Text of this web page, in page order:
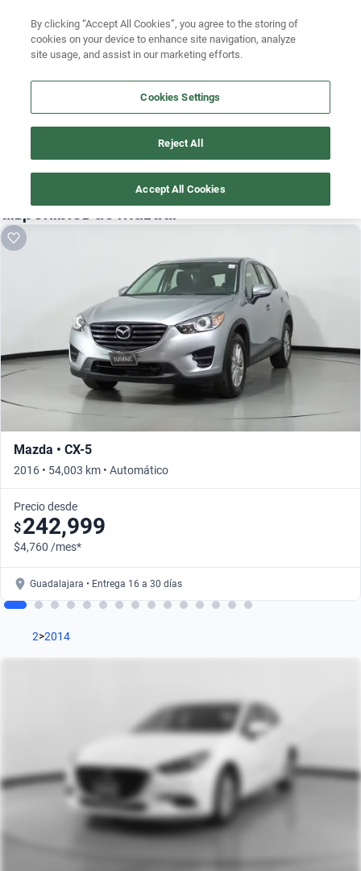
Ubicación
Busca por versión
Busca por año
¡Vaya! Alguien más se llevó este auto pero, aquí hay más que
¡Descubre otros modelos que tenemos
disponibles de mazda!
Mazda • CX-5
2016 • 54,003 km • Automático
Precio desde
$242,999
$4,760 /mes*
Guadalajara • Entrega 16 a 30 días
2>2014
By clicking “Accept All Cookies”, you agree to the storing of
cookies on your device to enhance site navigation, analyze
site usage, and assist in our marketing efforts.
Cookies Settings
Reject All
Accept All Cookies